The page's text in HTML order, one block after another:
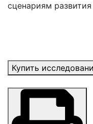
сценариям
Купить